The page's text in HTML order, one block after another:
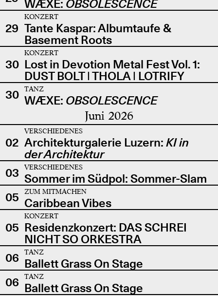
WÆXE: OBSOLESCENCE
29
KONZERT
Tante Kaspar: Albumtaufe &
Basement Roots
30
KONZERT
Lost in Devotion Metal Fest Vol. 1:
DUST BOLT | THOLA | LOTRIFY
30
TANZ
WÆXE: OBSOLESCENCE
Juni 2026
02
VERSCHIEDENES
Architekturgalerie Luzern: KI in
der Architektur
03
VERSCHIEDENES
Sommer im Südpol: Sommer-Slam
05
ZUM MITMACHEN
Caribbean Vibes
05
KONZERT
Residenzkonzert: DAS SCHREI
NICHT SO ORKESTRA
06
TANZ
Ballett Grass On Stage
06
TANZ
Ballett Grass On Stage